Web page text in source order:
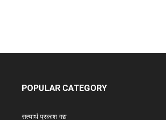
POPULAR CATEGORY
सत्यार्थ प्रकाश गद्य